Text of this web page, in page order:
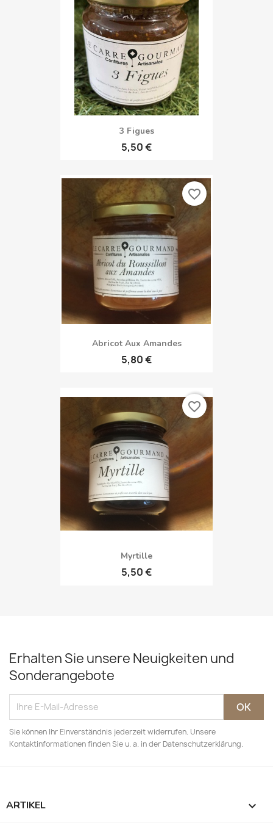
3 Figues
5,50 €
Abricot Aux Amandes
5,80 €
favorite_border
Myrtille
5,50 €
favorite_border
Erhalten Sie unsere Neuigkeiten und
Sonderangebote
Sie können Ihr Einverständnis jederzeit widerrufen. Unsere
Kontaktinformationen finden Sie u. a. in der Datenschutzerklärung.
ARTIKEL 